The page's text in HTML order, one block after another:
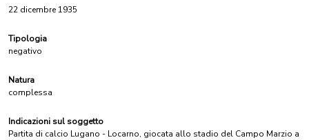
22 dicembre 1935
Tipologia
negativo
Natura
complessa
Indicazioni sul soggetto
Partita di calcio Lugano - Locarno, giocata allo stadio del Campo Marzio a